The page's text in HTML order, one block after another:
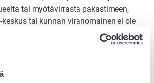
tai myötävirrasta pakastimeen,
keskus tai kunnan viranomainen ei ole
Varsinkin virtaavissa vesissä on
ongelman havaitsemisen jälkeen, sillä
aiheuttanut vesimassa voi